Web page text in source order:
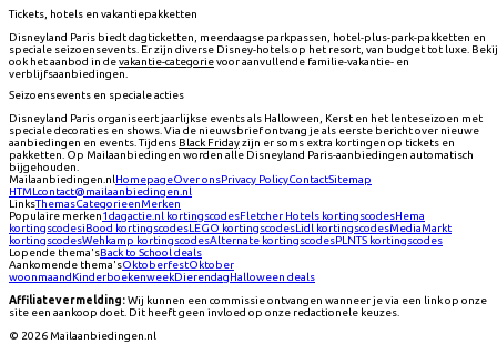
Tickets, hotels en vakantiepakketten
Disneyland Paris biedt dagticketten, meerdaagse parkpassen, hotel-plus-park-pakketten en
speciale seizoensevents. Er zijn diverse Disney-hotels op het resort, van budget tot luxe.
ook het aanbod in devakantie-categorievoor aanvullende familie-vakantie- en
verblijfsaanbiedingen.
Seizoensevents en speciale acties
Disneyland Paris organiseert jaarlijkse events als Halloween, Kerst en het lenteseizoen met
speciale decoraties en shows. Via de nieuwsbrief ontvang je als eerste bericht over nieuwe
aanbiedingen en events. Tijdens Black Fridayzijn er soms extra kortingen op tickets en
pakketten. Op Mailaanbiedingen worden alle Disneyland Paris-aanbiedingen automatisch
bijgehouden.
Mailaanbiedingen.nlHomepageOver onsPrivacy PolicyContactSitemap
HTMLcontact@mailaanbiedingen.nl
LinksThemasCategorieenMerken
Populaire merken1dagactie.nl kortingscodesFletcher Hotels kortingscodesHema
kortingscodesiBood kortingscodesLEGO kortingscodesLidl kortingscodesMediaMarkt
kortingscodesWehkamp kortingscodesAlternate kortingscodesPLNTS kortingscodes
Lopende thema'sBack to School deals
Aankomende thema'sOktoberfestOktober
woonmaand KinderboekenweekDierendag Halloween deals
Affiliatevermelding:Wij kunnen een commissie ontvangen wanneer je via een link op onze
site een aankoop doet. Dit heeft geen invloed op onze redactionele keuzes.
© 2026 Mailaanbiedingen.nl